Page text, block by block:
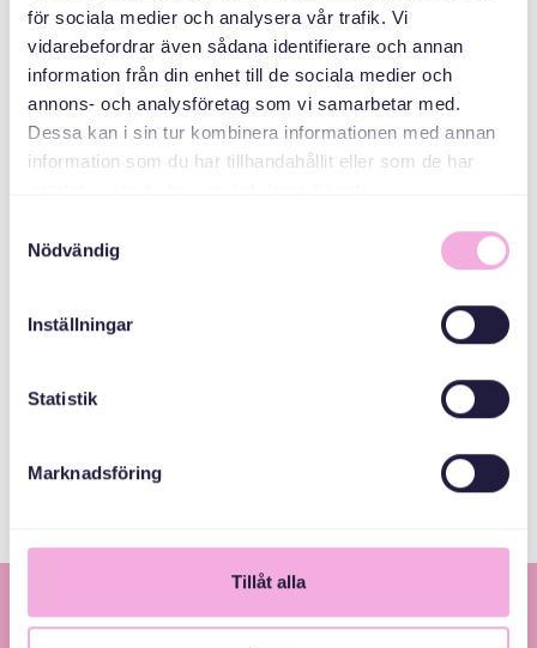
för sociala medier och analysera vår trafik. Vi
vidarebefordrar även sådana identifierare och annan
information från din enhet till de sociala medier och
annons- och analysföretag som vi samarbetar med.
Dessa kan i sin tur kombinera informationen med annan
information som du har tillhandahållit eller som de har
Nödvändig
Inställningar
Statistik
Marknadsföring
Tillåt alla
bokningen@svenskamedbaby.se